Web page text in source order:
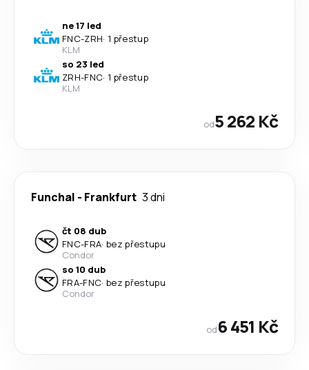
ne 17 led
FNC-ZRH· 1 přestup
KLM
so 23 led
ZRH-FNC· 1 přestup
KLM
od5 262 Kč
Funchal - Frankfurt 3 dni
čt 08 dub
FNC-FRA· bez přestupu
Condor
so 10 dub
FRA-FNC· bez přestupu
Condor
od6 451 Kč